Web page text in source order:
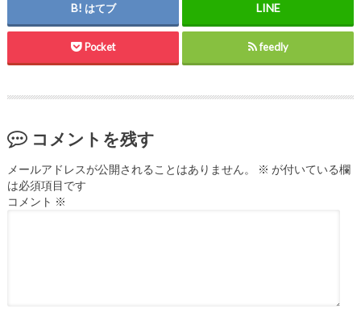
はてブ
Pocket feedly
コメントを残す
メールアドレスが公開されることはありません。 ※ が付いている欄
は必須項目です
コメント ※